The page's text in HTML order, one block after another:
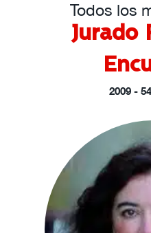
Todos los
Jurado
2009 -